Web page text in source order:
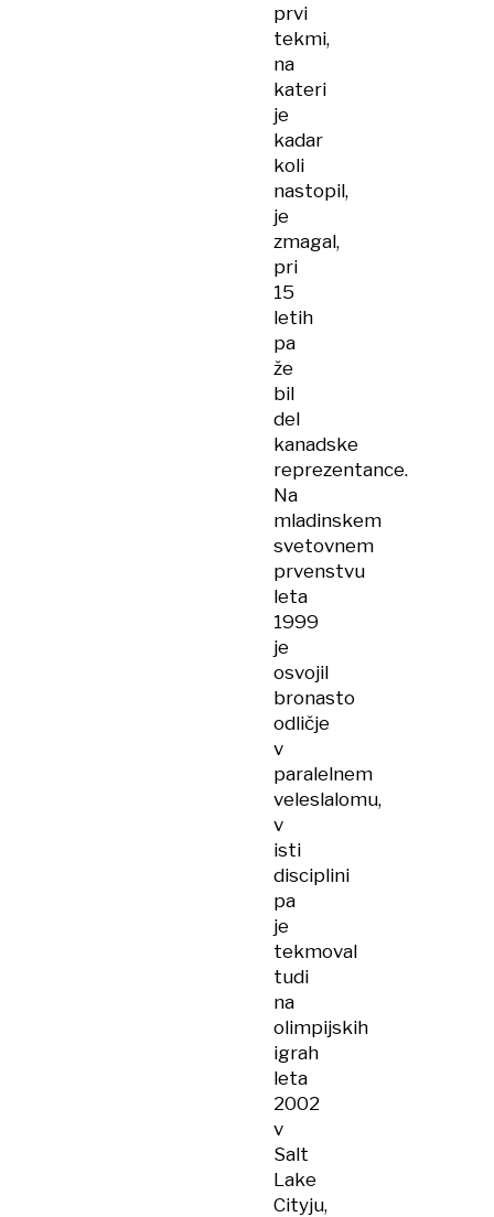
prvi
tekmi,
na
kateri
je
kadar
koli
nastopil,
je
zmagal,
pri
15
letih
pa
že
bil
del
kanadske
reprezentance.
Na
mladinskem
svetovnem
prvenstvu
leta
1999
je
osvojil
bronasto
odličje
v
paralelnem
veleslalomu,
v
isti
disciplini
pa
je
tekmoval
tudi
na
olimpijskih
igrah
leta
2002
v
Salt
Lake
Cityju,